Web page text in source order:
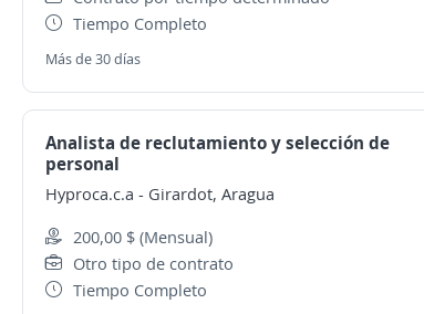
Tiempo Completo
Más de 30 días
Analista de reclutamiento y selección de
personal
Hyproca.c.a - Girardot, Aragua
200,00 $ (Mensual)
Otro tipo de contrato
Tiempo Completo